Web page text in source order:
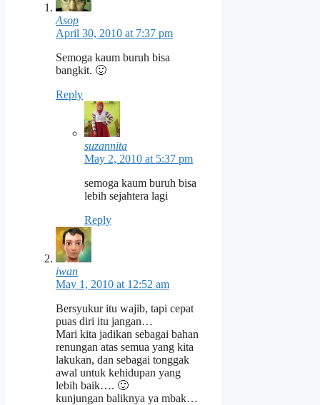
Asop
April 30, 2010 at 7:37 pm
Semoga kaum buruh bisa
bangkit. 🙂
Reply
suzannita
May 2, 2010 at 5:37 pm
semoga kaum buruh bisa
lebih sejahtera lagi
Reply
iwan
May 1, 2010 at 12:52 am
Bersyukur itu wajib, tapi cepat
puas diri itu jangan…
Mari kita jadikan sebagai bahan
renungan atas semua yang kita
lakukan, dan sebagai tonggak
awal untuk kehidupan yang
lebih baik…. 🙂
kunjungan baliknya ya mbak…